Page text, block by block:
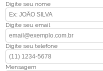
Digite seu nome
Digite seu email
Digite seu telefone
Mensagem